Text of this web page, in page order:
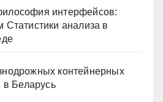
интерфейсов:
анализа в
контейнерных
в Беларусь